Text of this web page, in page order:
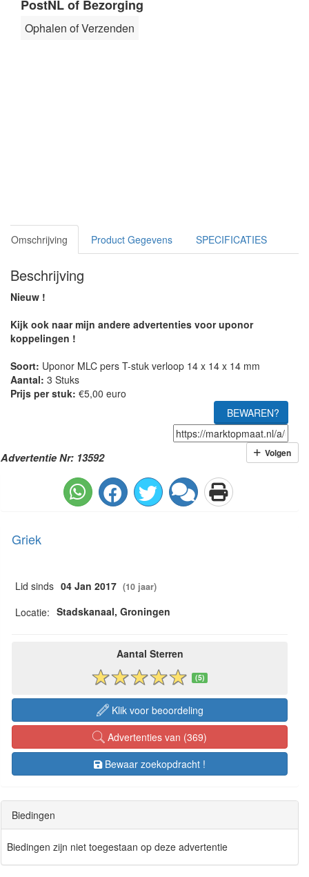
PostNL of Bezorging
Ophalen of Verzenden
Omschrijving Product Gegevens SPECIFICATIES
Beschrijving
Nieuw !
Kijk ook naar mijn andere advertenties voor uponor
koppelingen !
Soort: Uponor MLC pers T-stuk verloop 14 x 14 x 14 mm
Aantal: 3 Stuks
Prijs per stuk: €5,00 euro
BEWAREN?
Advertentie Nr: 13592 Volgen
Griek
Lid sinds 04 Jan 2017 (10 jaar)
Locatie: Stadskanaal, Groningen
Aantal Sterren
(5)
Klik voor beoordeling
Advertenties van (369)
Bewaar zoekopdracht !
Biedingen
Biedingen zijn niet toegestaan op deze advertentie